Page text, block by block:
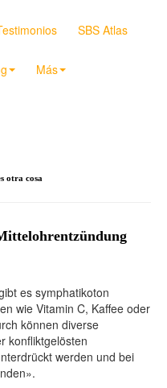
SBS Atlas
Más
otra cosa
es symphatikoton
wie Vitamin C, Kaffee oder
können diverse
konfliktgelösten
werden und bei